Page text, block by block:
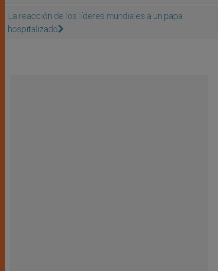
La reacción de los líderes mundiales a un papa
hospitalizado